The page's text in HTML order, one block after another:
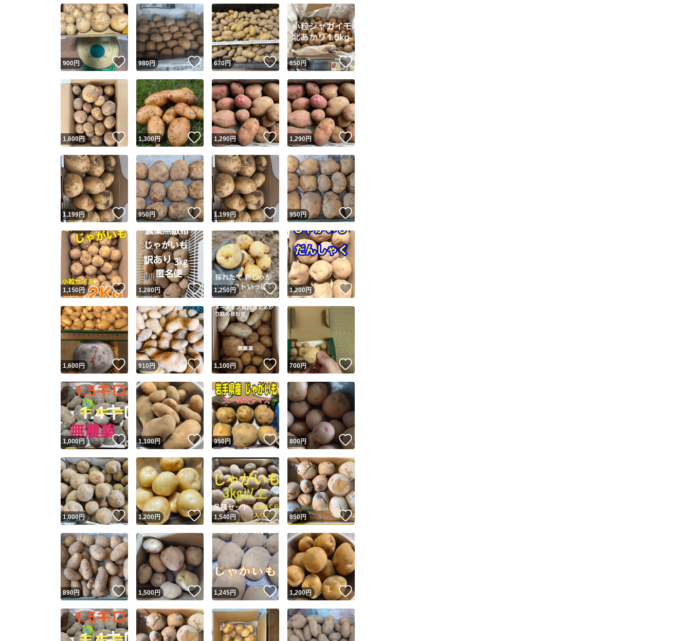
スピード&安心発送
※このバッジは実績に基づく表示であり、発送を保証しているものではありません
スピード＆安心発送
このユーザーは高頻度で24時間以内＆設定した発送日数内に発送してい
ます
スピード発送 このユーザーは高頻度で24時間以内に発送しています
安心発送 このユーザーは設定した発送日数内に発送しています
キャンセル
900円 いいね！
980円 いいね！
670円 いいね！
850円 いいね！
1,600円 いいね！
1,300円 いいね！
1,290円 いいね！
1,290円 いいね！
1,199円 いいね！
950円 いいね！
1,199円 いいね！
950円 いいね！
1,150円 いいね！
1,280円 いいね！
1,250円 いいね！
1,200円
1,600円 いいね！
910円 いいね！
1,100円 いいね！
700円 いいね！
1,000円 いいね！
1,100円 いいね！
950円 いいね！
800円 いいね！
1,000円 いいね！
1,200円 いいね！
1,540円 いいね！
850円 いいね！
890円 いいね！
1,500円 いいね！
1,245円 いいね！
1,200円 いいね！